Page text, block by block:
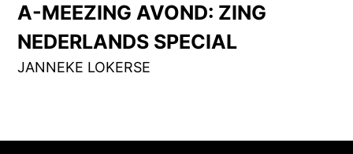
A-MEEZING AVOND: ZING
NEDERLANDS SPECIAL
JANNEKE LOKERSE